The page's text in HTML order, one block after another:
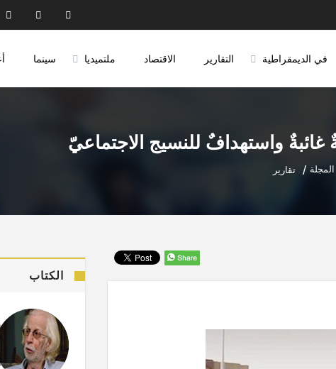
في الديمقراطية التقارير الاقتصاد ملتميديا سينما
واستهدافٌ للنسيج الاجتماعيّ
المجلة تقارير
الكتاب